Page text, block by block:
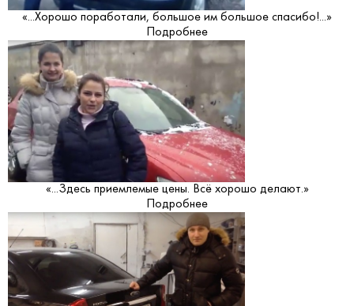
«...Хорошо поработали, большое им большое спасибо!...»
Подробнее
«...Здесь приемлемые цены. Всё хорошо делают.»
Подробнее